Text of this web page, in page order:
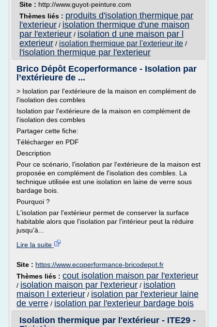
Site : http://www.guyot-peinture.com
Thèmes liés : produits d'isolation thermique par
l'exterieur / isolation thermique d'une maison
par l'exterieur / isolation d une maison par l
exterieur / isolation thermique par l'exterieur ite /
l'isolation thermique par l'exterieur
Brico Dépôt Ecoperformance - Isolation par
l’extérieure de ...
> Isolation par l'extérieure de la maison en complément de
l'isolation des combles
Isolation par l'extérieure de la maison en complément de
l'isolation des combles
Partager cette fiche:
Télécharger en PDF
Description
Pour ce scénario, l'isolation par l'extérieure de la maison est
proposée en complément de l'isolation des combles. La
technique utilisée est une isolation en laine de verre sous
bardage bois.
Pourquoi ?
L'isolation par l'extérieur permet de conserver la surface
habitable alors que l'isolation par l'intérieur peut la réduire
jusqu'à...
Lire la suite
Site : https://www.ecoperformance-bricodepot.fr
Thèmes liés : cout isolation maison par l'exterieur
/ isolation maison par l'exterieur / isolation
maison l exterieur / isolation par l'exterieur laine
de verre / isolation par l'exterieur bardage bois
Isolation thermique par l'extérieur - ITE29 -